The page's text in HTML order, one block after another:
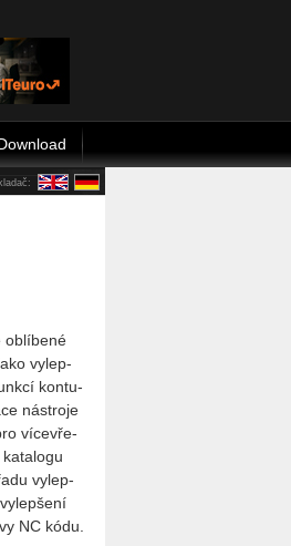
ob­lí­be­né
vy­lep­
kon­tu­
ná­stro­je
ví­ce­vře­
vy­lep­
NC kódu.